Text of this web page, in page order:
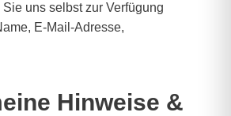
uns selbst zur Verfügung
E-Mail-Adresse,
Hinweise &